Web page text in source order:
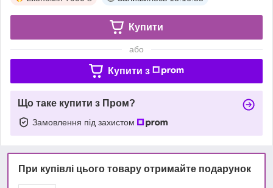
Купити
або
Купити з
Що таке купити з Пром?
Замовлення під захистом
При купівлі цього товару отримайте подарунок